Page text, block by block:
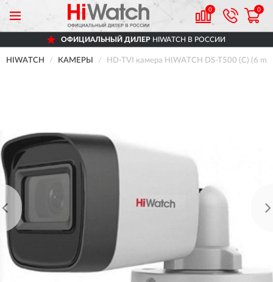
0 0
ОФИЦИАЛЬНЫЙ ДИЛЕРHIWATCH В РОССИИ
HIWATCH КАМЕРЫ HD-TVI камера HIWATCH DS-T500 (C) (6